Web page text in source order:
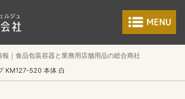
食品包装容器と
報｜食品包装容器と業務用店舗用品の総合商社
KM127-520 本体 白